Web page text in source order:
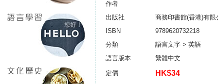
作者
出版社
商務印書館(香港)有限
ISBN
9789620732218
分類
語言文字 > 英語
語言版本
繁體中文
定價 HK$34